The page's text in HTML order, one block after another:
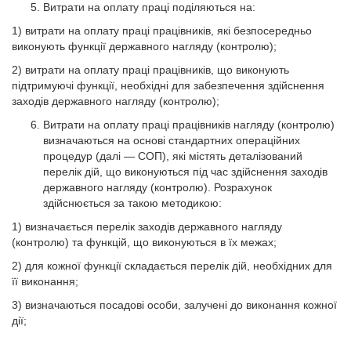
Витрати на оплату праці поділяються на:
1) витрати на оплату праці працівників, які безпосередньо
виконують функції державного нагляду (контролю);
2) витрати на оплату праці працівників, що виконують
підтримуючі функції, необхідні для забезпечення здійснення
заходів державного нагляду (контролю);
Витрати на оплату праці працівників нагляду (контролю)
визначаються на основі стандартних операційних
процедур (далі — СОП), які містять деталізований
перелік дій, що виконуються під час здійснення заходів
державного нагляду (контролю). Розрахунок
здійснюється за такою методикою:
1) визначається перелік заходів державного нагляду
(контролю) та функцій, що виконуються в їх межах;
2) для кожної функції складається перелік дій, необхідних для
її виконання;
3) визначаються посадові особи, залучені до виконання кожної
дії;